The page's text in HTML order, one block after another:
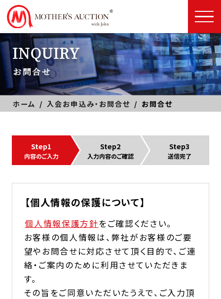
INQUIRY
お問合せ
ホーム 入会お申込み・お問合せ お問合せ
Step1
内容のご入力
Step2
入力内容のご確認
Step3
送信完了
【個人情報の保護について】
個人情報保護方針をご確認ください。
お客様の個人情報は、弊社がお客様のご要
望やお問合せに対応させて頂く目的で、ご連
絡・ご案内のために利用させていただきま
す。
その旨をご同意いただいたうえで、ご入力頂